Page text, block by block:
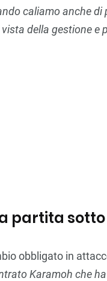
caliamo anche
della gestione e
partita
obbligato in
Karamoh che